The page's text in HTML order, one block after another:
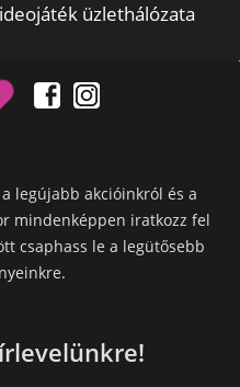
üzlethálózata
legújabb akcióinkról és a
mindenképpen iratkozz fel
csaphass le a legütősebb